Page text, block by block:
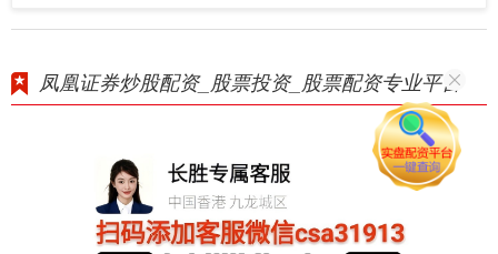
凤凰证券炒股配资_股票投资_股票配资专业平台